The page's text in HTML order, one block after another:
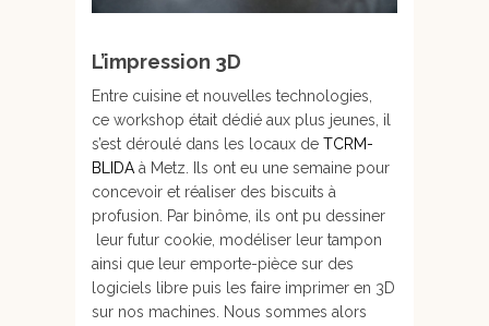
L’impression 3D
Entre cuisine et nouvelles technologies,
ce workshop était dédié aux plus jeunes, il
s’est déroulé dans les locaux de TCRM-
BLIDA à Metz. Ils ont eu une semaine pour
concevoir et réaliser des biscuits à
profusion. Par binôme, ils ont pu dessiner
leur futur cookie, modéliser leur tampon
ainsi que leur emporte-pièce sur des
logiciels libre puis les faire imprimer en 3D
sur nos machines. Nous sommes alors